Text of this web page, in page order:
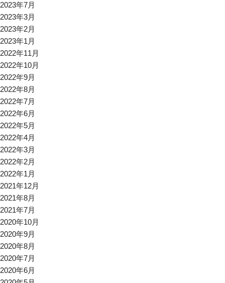
2023年7月
2023年3月
2023年2月
2023年1月
2022年11月
2022年10月
2022年9月
2022年8月
2022年7月
2022年6月
2022年5月
2022年4月
2022年3月
2022年2月
2022年1月
2021年12月
2021年8月
2021年7月
2020年10月
2020年9月
2020年8月
2020年7月
2020年6月